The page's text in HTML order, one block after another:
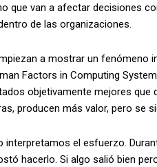
que van a afectar decisiones
de las organizaciones.
a mostrar un fenómeno
Factors in Computing
objetivamente mejores que
producen más valor, pero se
el esfuerzo.
hacerlo. Si algo salió bien